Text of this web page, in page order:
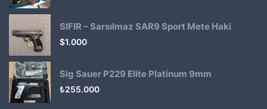
SIFIR – Sarsılmaz SAR9 Sport Mete Haki
$1.000
Sig Sauer P229 Elite Platinum 9mm
₺255.000